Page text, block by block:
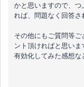
かと思いますので、
れば、問題なく回答さ
その他にもご質問等
ント頂ければと思いま
有効化してみた感想な